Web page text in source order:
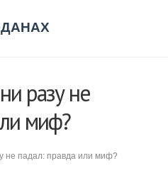
разу не
миф?
не падал: правда или миф?